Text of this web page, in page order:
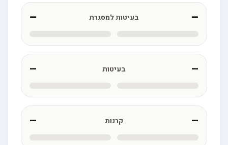
בעיטות למסגרת
בעיטות
קרנות